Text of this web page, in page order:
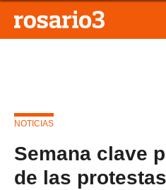
NOTICIAS
Semana clave
de las